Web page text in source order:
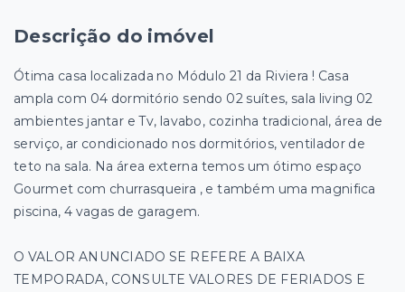
Descrição do imóvel
Ótima casa localizada no Módulo 21 da Riviera ! Casa
ampla com 04 dormitório sendo 02 suítes, sala living 02
ambientes jantar e Tv, lavabo, cozinha tradicional, área de
serviço, ar condicionado nos dormitórios, ventilador de
teto na sala. Na área externa temos um ótimo espaço
Gourmet com churrasqueira , e também uma magnifica
piscina, 4 vagas de garagem.
O VALOR ANUNCIADO SE REFERE A BAIXA
TEMPORADA, CONSULTE VALORES DE FERIADOS E